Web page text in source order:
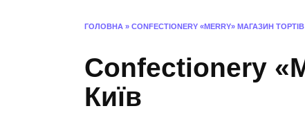
ГОЛОВНА » CONFECTIONERY «MERRY» МАГАЗИН
Confectionery
Київ